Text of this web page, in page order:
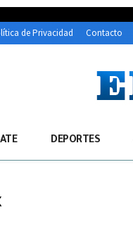
de Privacidad Contacto
DEPORTES